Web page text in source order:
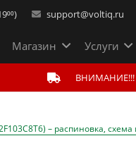
support@voltiq.ru
Магазин Услуги
ВНИМАНИЕ!!!
– распиновка,